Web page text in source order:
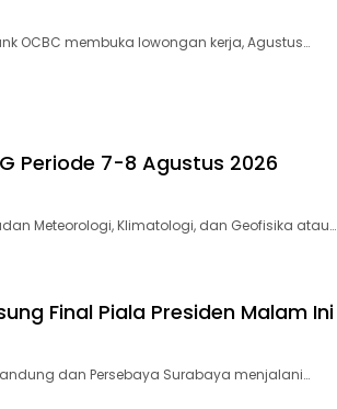
OCBC membuka lowongan kerja, Agustus…
Periode 7-8 Agustus 2026
Meteorologi, Klimatologi, dan Geofisika atau…
Final Piala Presiden Malam Ini
Bandung dan Persebaya Surabaya menjalani…